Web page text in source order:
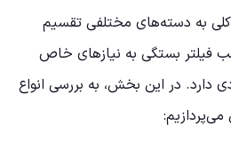
به دسته‌های مختلفی تقسیم
فیلتر بستگی به نیازهای خاص
دارد. در این بخش، به بررسی انواع